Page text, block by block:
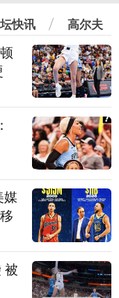
快讯 高尔夫
被